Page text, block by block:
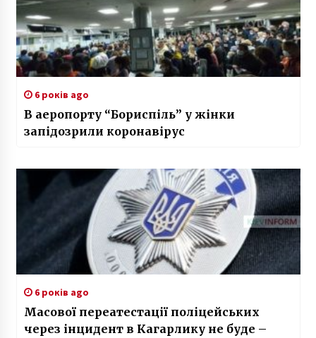
6 років ago
В аеропорту “Бориспіль” у жінки
запідозрили коронавірус
6 років ago
Масової переатестації поліцейських
через інцидент в Кагарлику не буде –